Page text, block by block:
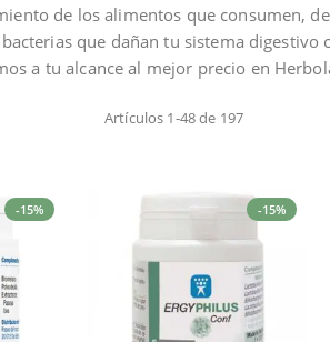
de los alimentos que consumen,
que dañan tu sistema digestivo
a tu alcance al mejor precio en
Artículos 1-48de 197
-15% -15%